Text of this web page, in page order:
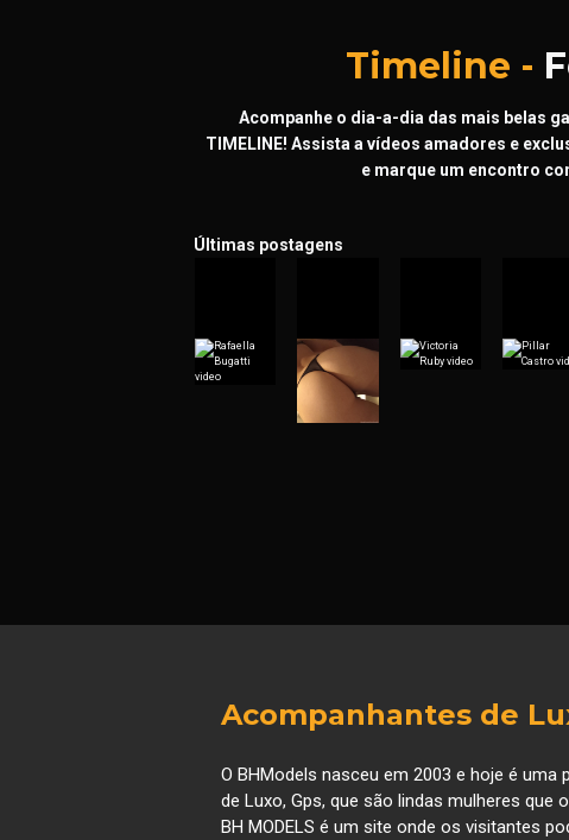
Timeline -
Acompanhe o dia-a-dia das mais belas
TIMELINE! Assista a vídeos amadores e
e marque um encontro
Últimas postagens
Acompanhantes de
O BHModels nasceu em 2003 e hoje é
de Luxo, Gps, que são lindas mulheres
BH MODELS é um site onde os visitantes